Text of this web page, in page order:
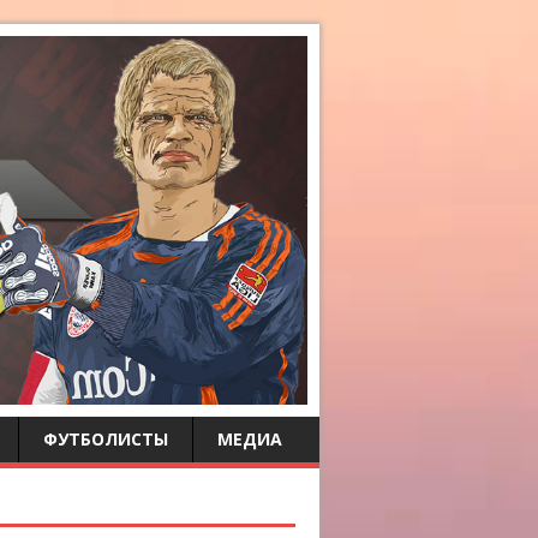
ФУТБОЛИСТЫ МЕДИА